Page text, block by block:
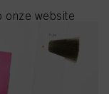
onze website